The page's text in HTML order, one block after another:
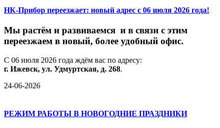
НК-Прибор переезжает: новый адрес с 06 июля 2026 года!
Мы растём и развиваемся и в связи с этим
переезжаем в новый, более удобный офис.
С 06 июля 2026 года ждём вас по адресу:
г. Ижевск, ул. Удмуртская, д. 268.
24-06-2026
РЕЖИМ РАБОТЫ В НОВОГОДНИЕ ПРАЗДНИКИ